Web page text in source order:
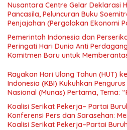
Nusantara Centre Gelar Deklarasi
Pancasila, Peluncuran Buku
Penjajahan (Pergolakan Ekonomi
Simposium Nasional “Urgensi
Nasional dan Kesejahteraan Sosial
Menuju Indonesia Emas 2045”,
Pemerintah Indonesia dan
Peringati Hari Dunia Anti
Komitmen Baru untuk
Rayakan Hari Ulang Tahun (HUT)
Indonesia (KBI) Kukuhkan
Nasional (Munas) Pertama, Tema:
Pengembangan Organisasi KBI
Indonesia dan Mancanegara”.
Koalisi Serikat Pekerja– Partai
Konferensi Pers dan Sarasehan:
Koalisi Serikat Pekerja–Partai